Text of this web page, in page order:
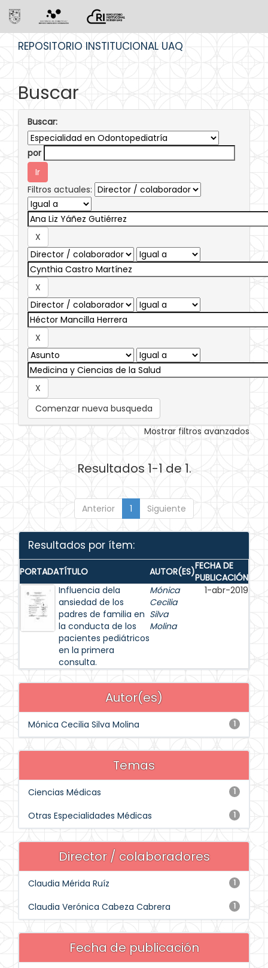
REPOSITORIO INSTITUCIONAL UAQ
Buscar
Buscar:
por
Filtros actuales:
Comenzar nueva busqueda
Mostrar filtros avanzados
Resultados 1-1 de 1.
Anterior 1 Siguiente
Resultados por ítem:
PORTADATÍTULO AUTOR(ES)FECHA DE
PUBLICACIÓN
Influencia dela
ansiedad de los
padres de familia en
la conducta de los
pacientes pediátricos
en la primera
consulta.
Mónica
Cecilia
Silva
Molina
1-abr-2019
Autor(es)
1
Mónica Cecilia Silva Molina
Temas
1
Ciencias Médicas
1
Otras Especialidades Médicas
Director / colaboradores
1
Claudia Mérida Ruíz
1
Claudia Verónica Cabeza Cabrera
Fecha de publicación